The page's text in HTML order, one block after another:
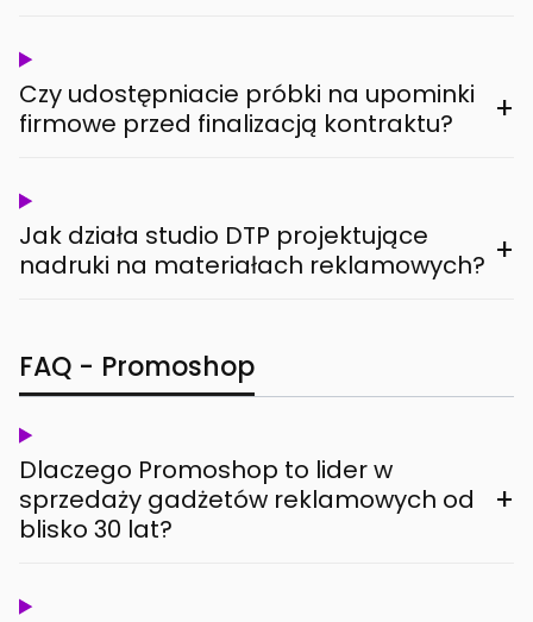
Czy udostępniacie próbki na upominki
firmowe przed finalizacją kontraktu?
+
Jak działa studio DTP projektujące
nadruki na materiałach reklamowych? +
FAQ - Promoshop
Dlaczego Promoshop to lider w
sprzedaży gadżetów reklamowych od
blisko 30 lat?
+